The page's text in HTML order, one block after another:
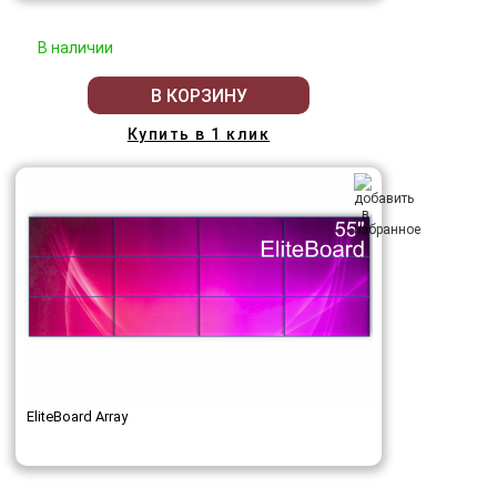
В наличии
В КОРЗИНУ
Купить в 1 клик
EliteBoard Array